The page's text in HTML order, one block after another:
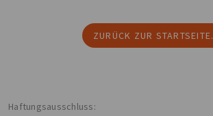
ZURÜCK ZUR STARTSEITE.
Haftungsausschluss: